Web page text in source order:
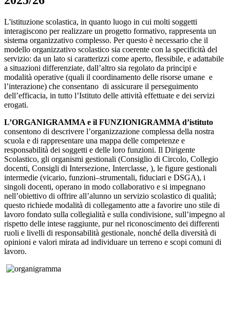
L'istituzione scolastica, in quanto luogo in cui molti soggetti
interagiscono per realizzare un progetto formativo, rappresenta un
sistema organizzativo complesso. Per questo è necessario che il
modello organizzativo scolastico sia coerente con la specificità del
servizio: da un lato si caratterizzi come aperto, flessibile, e adattabile
a situazioni differenziate, dall’altro sia regolato da principi e
modalità operative (quali il coordinamento delle risorse umane e
l’interazione) che consentano di assicurare il perseguimento
dell’efficacia, in tutto l’Istituto delle attività effettuate e dei servizi
erogati.
L’ORGANIGRAMMA e il FUNZIONIGRAMMA d’istituto
consentono di descrivere l’organizzazione complessa della nostra
scuola e di rappresentare una mappa delle competenze e
responsabilità dei soggetti e delle loro funzioni. Il Dirigente
Scolastico, gli organismi gestionali (Consiglio di Circolo, Collegio
docenti, Consigli di Intersezione, Interclasse, ), le figure gestionali
intermedie (vicario, funzioni–strumentali, fiduciari e DSGA), i
singoli docenti, operano in modo collaborativo e si impegnano
nell’obiettivo di offrire all’alunno un servizio scolastico di qualità;
questo richiede modalità di collegamento atte a favorire uno stile di
lavoro fondato sulla collegialità e sulla condivisione, sull’impegno al
rispetto delle intese raggiunte, pur nel riconoscimento dei differenti
ruoli e livelli di responsabilità gestionale, nonché della diversità di
opinioni e valori mirata ad individuare un terreno e scopi comuni di
lavoro.